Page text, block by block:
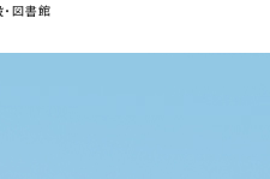
・図書館